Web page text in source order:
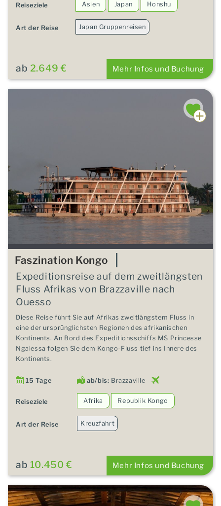
Reiseziele Asien Japan Honshu
Art der Reise Japan Gruppenreisen
ab 2.649 € Mehr Infos und Buchung
Faszination Kongo
Expeditionsreise auf dem zweitlängsten
Fluss Afrikas von Brazzaville nach
Ouesso
Diese Reise führt Sie auf Afrikas zweitlängstem Fluss in
eine der ursprünglichsten Regionen des afrikanischen
Kontinents. An Bord des Expeditionsschiffs MS Princesse
Ngalessa folgen Sie dem Kongo-Fluss tief ins Innere des
Kontinents.
15 Tage ab/bis: Brazzaville
Reiseziele Afrika Republik Kongo
Art der Reise Kreuzfahrt
ab 10.450 € Mehr Infos und Buchung